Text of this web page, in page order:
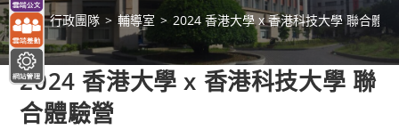
> 行政團隊 > 輔導室 > 2024 香港大學 x 香港科技大學 聯合體
2024 香港大學 x 香港科技大學 聯
合體驗營